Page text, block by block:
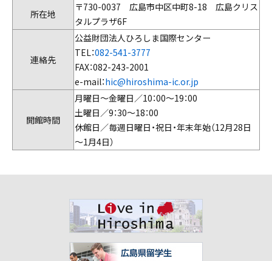
所在地
〒730-0037 広島市中区中町8-18 広島クリス
タルプラザ6F
連絡先
公益財団法人ひろしま国際センター
TEL：082-541-3777
FAX：082-243-2001
e-mail：hic@hiroshima-ic.or.jp
開館時間
月曜日～金曜日／10：00～19：00
土曜日／9：30～18：00
休館日／毎週日曜日・祝日・年末年始（12月28日
～1月4日）